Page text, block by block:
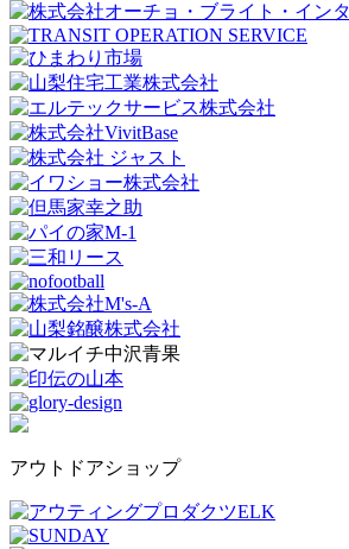
アウトドアショップ